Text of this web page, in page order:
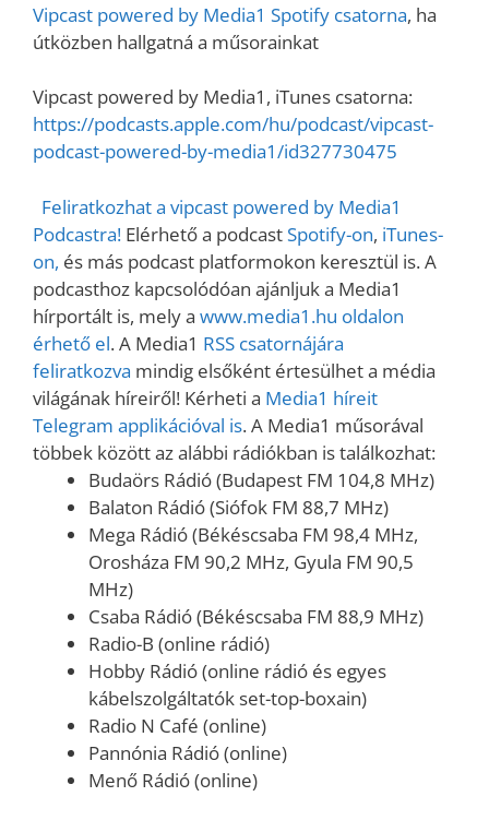
Vipcast powered by Media1 Spotify csatorna, ha
útközben hallgatná a műsorainkat
Vipcast powered by Media1, iTunes csatorna:
https://podcasts.apple.com/hu/podcast/vipcast-
podcast-powered-by-media1/id327730475
Feliratkozhat a vipcast powered by Media1
Podcastra! Elérhető a podcastSpotify-on, iTunes-
on, és más podcast platformokon keresztül is. A
podcasthoz kapcsolódóan ajánljuk a Media1
hírportált is, mely a www.media1.hu oldalon
érhető el. A Media1 RSS csatornájára
feliratkozva mindig elsőként értesülhet a média
világának híreiről! Kérheti a Media1 híreit
Telegram applikációval is. A Media1 műsorával
többek között az alábbi rádiókban is találkozhat:
Budaörs Rádió (Budapest FM 104,8 MHz)
Balaton Rádió (Siófok FM 88,7 MHz)
Mega Rádió (Békéscsaba FM 98,4 MHz,
Orosháza FM 90,2 MHz, Gyula FM 90,5
MHz)
Csaba Rádió (Békéscsaba FM 88,9 MHz)
Radio-B (online rádió)
Hobby Rádió (online rádió és egyes
kábelszolgáltatók set-top-boxain)
Radio N Café (online)
Pannónia Rádió (online)
Menő Rádió (online)